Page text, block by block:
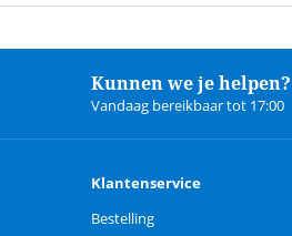
Kunnen we je helpen?
Vandaag bereikbaar tot 17:00
Klantenservice
Bestelling